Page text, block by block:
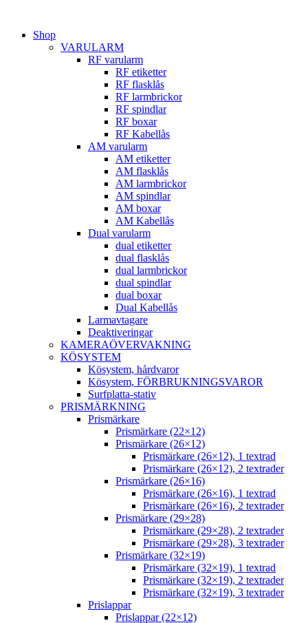
innehållShop
VARULARM
RF varularm
RF etiketter
RF flasklås
RF larmbrickor
RF spindlar
RF boxar
RF Kabellås
AM varularm
AM etiketter
AM flasklås
AM larmbrickor
AM spindlar
AM boxar
AM Kabellås
Dual varularm
dual etiketter
dual flasklås
dual larmbrickor
dual spindlar
dual boxar
Dual Kabellås
Larmavtagare
Deaktiveringar
KAMERAÖVERVAKNING
KÖSYSTEM
Kösystem, hårdvaror
Kösystem, FÖRBRUKNINGSVAROR
Surfplatta-stativ
PRISMÄRKNING
Prismärkare
Prismärkare (22×12)
Prismärkare (26×12)
Prismärkare (26×12), 1 textrad
Prismärkare (26×12), 2 textrader
Prismärkare (26×16)
Prismärkare (26×16), 1 textrad
Prismärkare (26×16), 2 textrader
Prismärkare (29×28)
Prismärkare (29×28), 2 textrader
Prismärkare (29×28), 3 textrader
Prismärkare (32×19)
Prismärkare (32×19), 1 textrad
Prismärkare (32×19), 2 textrader
Prismärkare (32×19), 3 textrader
Prislappar
Prislappar (22×12)